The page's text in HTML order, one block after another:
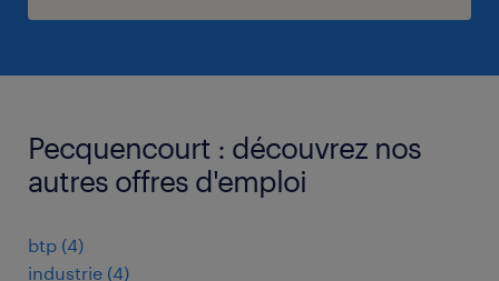
Pecquencourt : découvrez nos
autres offres d'emploi
btp (4)
industrie (4)